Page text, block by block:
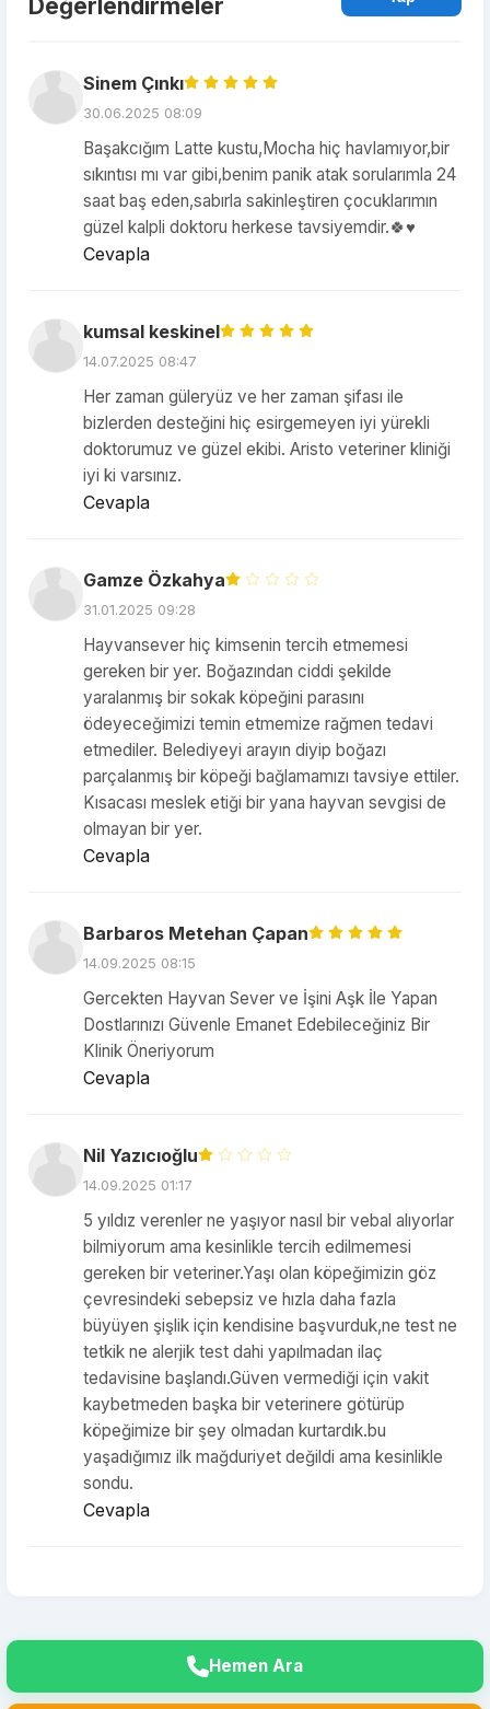
Değerlendirmeler
Sinem Çınkı
30.06.2025 08:09
Başakcığım Latte kustu,Mocha hiç havlamıyor,bir
sıkıntısı mı var gibi,benim panik atak sorularımla 24
saat baş eden,sabırla sakinleştiren çocuklarımın
güzel kalpli doktoru herkese tavsiyemdir.🍀♥️
Cevapla
kumsal keskinel
14.07.2025 08:47
Her zaman güleryüz ve her zaman şifası ile
bizlerden desteğini hiç esirgemeyen iyi yürekli
doktorumuz ve güzel ekibi. Aristo veteriner kliniği
iyi ki varsınız.
Cevapla
Gamze Özkahya
31.01.2025 09:28
Hayvansever hiç kimsenin tercih etmemesi
gereken bir yer. Boğazından ciddi şekilde
yaralanmış bir sokak köpeğini parasını
ödeyeceğimizi temin etmemize rağmen tedavi
etmediler. Belediyeyi arayın diyip boğazı
parçalanmış bir köpeği bağlamamızı tavsiye ettiler.
Kısacası meslek etiği bir yana hayvan sevgisi de
olmayan bir yer.
Cevapla
Barbaros Metehan Çapan
14.09.2025 08:15
Gercekten Hayvan Sever ve İşini Aşk İle Yapan
Dostlarınızı Güvenle Emanet Edebileceğiniz Bir
Klinik Öneriyorum
Cevapla
Nil Yazıcıoğlu
14.09.2025 01:17
5 yıldız verenler ne yaşıyor nasıl bir vebal alıyorlar
bilmiyorum ama kesinlikle tercih edilmemesi
gereken bir veteriner.Yaşı olan köpeğimizin göz
çevresindeki sebepsiz ve hızla daha fazla
büyüyen şişlik için kendisine başvurduk,ne test ne
tetkik ne alerjik test dahi yapılmadan ilaç
tedavisine başlandı.Güven vermediği için vakit
kaybetmeden başka bir veterinere götürüp
köpeğimize bir şey olmadan kurtardık.bu
yaşadığımız ilk mağduriyet değildi ama kesinlikle
sondu.
Cevapla
Hemen Ara